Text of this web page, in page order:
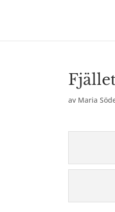
av Maria